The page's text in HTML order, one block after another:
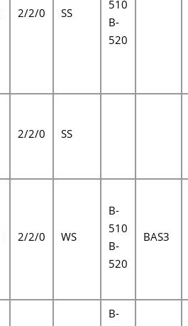
2/2/0 SS
510
B-
520
2/2/0 SS
2/2/0 WS
B-
510
B-
520
BAS3
B-